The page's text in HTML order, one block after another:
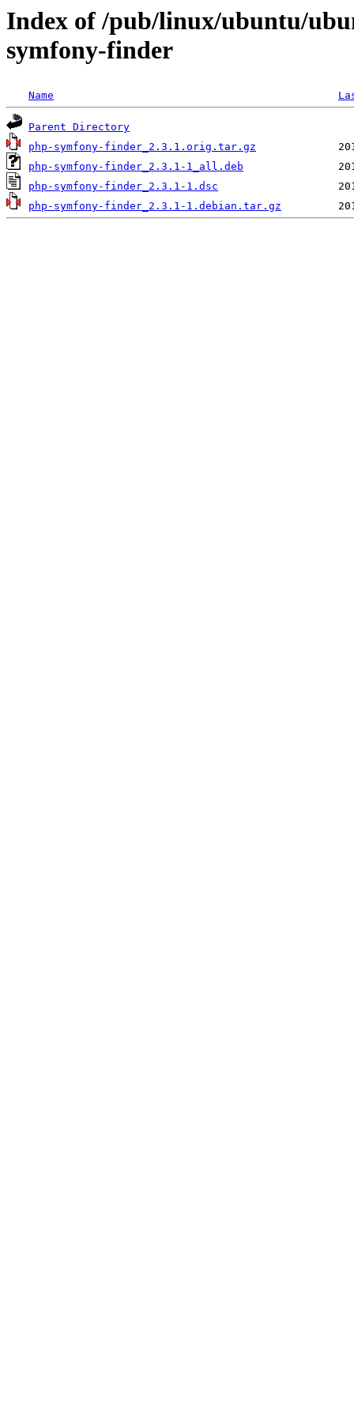
Index of /pub/linux/ubuntu/
symfony-finder
Name
Parent Directory
php-symfony-finder_2.3.1.orig.tar.gz
php-symfony-finder_2.3.1-1_all.deb
php-symfony-finder_2.3.1-1.dsc
php-symfony-finder_2.3.1-1.debian.tar.gz